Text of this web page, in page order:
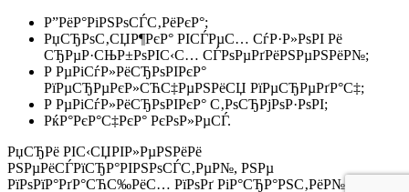
Р”РёР°РіРЅРѕСЃС‚РёРєР°;
РџСЂРѕС‚СЏР¶РєР° РІСЃРµС… СѓР·Р»РѕРІ Рё
СЂРµР·СЊР±РѕРІС‹С… СЃРѕРµРґРёРЅРµРЅРёР№;
Р РµРіСѓР»РёСЂРѕРІРєР°
РїРµСЂРµРєР»СЋС‡РµРЅРёСЏ РїРµСЂРµРґР°С‡;
Р РµРіСѓР»РёСЂРѕРІРєР° С‚РѕСЂРјРѕР·РѕРІ;
РќР°РєР°С‡РєР° РєРѕР»РµСЃ.
РџСЂРё РІС‹СЏРІР»РµРЅРёРё
РЅРµРёСЃРїСЂР°РІРЅРѕСЃС‚РµР№, РЅРµ
РїРѕРїР°РґР°СЋС‰РёС… РїРѕРґ РіР°СЂР°РЅС‚РёР№РЅС‹Р№